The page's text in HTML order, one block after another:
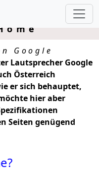
Google
Lautsprecher Google
Österreich
er sich behauptet,
hier aber
Seiten genügend